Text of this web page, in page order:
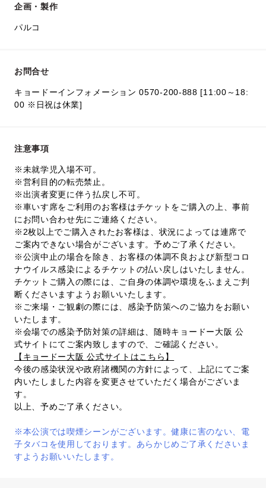
企画・製作
パルコ
お問合せ
キョードーインフォメーション 0570-200-888 [11:00～18:
00 ※日祝は休業]
注意事項
※未就学児入場不可。
※営利目的の転売禁止。
※出演者変更に伴う払戻し不可。
※車いす席をご利用のお客様はチケットをご購入の上、事前
にお問い合わせ先にご連絡ください。
※2枚以上でご購入されたお客様は、状況によっては連席で
ご案内できない場合がございます。予めご了承ください。
※公演中止の場合を除き、お客様の体調不良および新型コロ
ナウイルス感染によるチケットの払い戻しはいたしません。
チケットご購入の際には、ご自身の体調や環境をふまえご判
断くださいますようお願いいたします。
※ご来場・ご観劇の際には、感染予防策へのご協力をお願い
いたします。
※会場での感染予防対策の詳細は、随時キョードー大阪 公
式サイトにてご案内致しますので、ご確認ください。
【キョードー大阪 公式サイトはこちら】
今後の感染状況や政府諸機関の方針によって、上記にてご案
内いたしました内容を変更させていただく場合がございま
す。
以上、予めご了承ください。
※本公演では喫煙シーンがございます。健康に害のない、電
子タバコを使用しております。あらかじめご了承くださいま
すようお願いいたします。